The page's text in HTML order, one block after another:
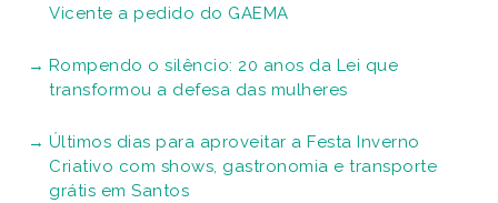
Vicente a pedido do GAEMA
Rompendo o silêncio: 20 anos da Lei que
transformou a defesa das mulheres
Últimos dias para aproveitar a Festa Inverno
Criativo com shows, gastronomia e transporte
grátis em Santos